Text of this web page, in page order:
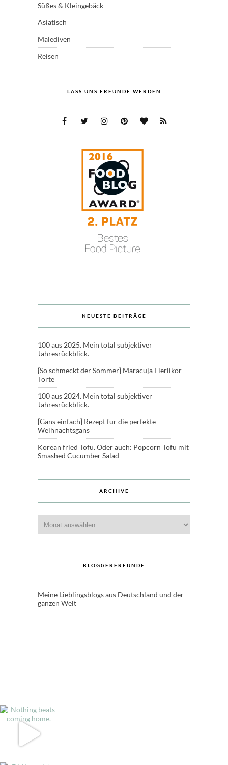
Süßes & Kleingebäck
Asiatisch
Malediven
Reisen
LASS UNS FREUNDE WERDEN
NEUESTE BEITRÄGE
100 aus 2025. Mein total subjektiver
Jahresrückblick.
{So schmeckt der Sommer} Maracuja Eierlikör
Torte
100 aus 2024. Mein total subjektiver
Jahresrückblick.
{Gans einfach} Rezept für die perfekte
Weihnachtsgans
Korean fried Tofu. Oder auch: Popcorn Tofu mit
Smashed Cucumber Salad
ARCHIVE
BLOGGERFREUNDE
Meine Lieblingsblogs aus Deutschland und der
ganzen Welt